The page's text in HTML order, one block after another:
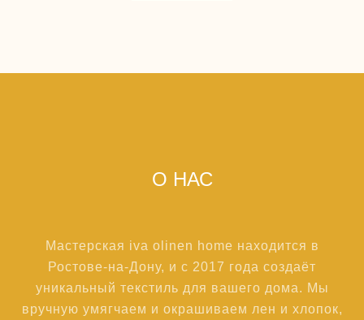
О НАС
Мастерская iva olinen home находится в
Ростове-на-Дону, и с 2017 года создаёт
уникальный текстиль для вашего дома. Мы
вручную умягчаем и окрашиваем лен и хлопок,